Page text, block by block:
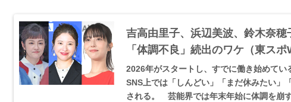
吉高由里子、浜辺美波、鈴木奈
「体調不良」続出のワケ（東ス
2026年がスタートし、すでに働き始めてい
SNS上では「しんどい」「まだ休みたい」
される。 芸能界では年末年始に体調を崩